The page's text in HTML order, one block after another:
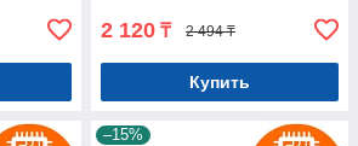
2 120 ₸ 2 494 ₸
Купить
–15%